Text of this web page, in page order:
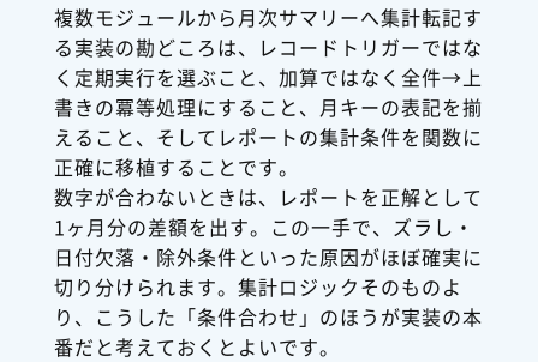
複数モジュールから月次サマリーへ集計転記す
る実装の勘どころは、レコードトリガーではな
く定期実行を選ぶこと、加算ではなく全件→上
書きの冪等処理にすること、月キーの表記を揃
えること、そしてレポートの集計条件を関数に
正確に移植することです。
数字が合わないときは、レポートを正解として
1ヶ月分の差額を出す。この一手で、ズラし・
日付欠落・除外条件といった原因がほぼ確実に
切り分けられます。集計ロジックそのものよ
り、こうした「条件合わせ」のほうが実装の本
番だと考えておくとよいです。